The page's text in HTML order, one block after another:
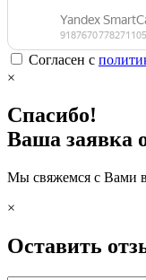
Согласен с
×
Спасибо!
Ваша заявка
Мы свяжемся с Вами
×
Оставить